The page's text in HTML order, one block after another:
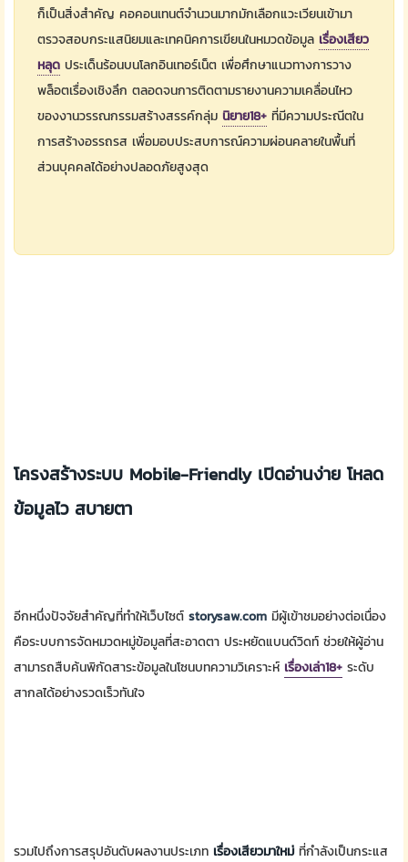
ก็เป็นสิ่งสำคัญ คอคอนเทนต์จำนวนมากมักเลือกแวะเวียนเข้ามา
ตรวจสอบกระแสนิยมและเทคนิคการเขียนในหมวดข้อมูล เรื่องเสียว
หลุดประเด็นร้อนบนโลกอินเทอร์เน็ต เพื่อศึกษาแนวทางการวาง
พล็อตเรื่องเชิงลึก ตลอดจนการติดตามรายงานความเคลื่อนไหว
ของงานวรรณกรรมสร้างสรรค์กลุ่ม นิยาย18+ที่มีความประณีตใน
การสร้างอรรถรส เพื่อมอบประสบการณ์ความผ่อนคลายในพื้นที่
ส่วนบุคคลได้อย่างปลอดภัยสูงสุด
โครงสร้างระบบ Mobile-Friendly เปิดอ่านง่าย โหลด
ข้อมูลไว สบายตา
อีกหนึ่งปัจจัยสำคัญที่ทำให้เว็บไซต์ storysaw.comมีผู้เข้าชมอย่างต่อเนื่อง
คือระบบการจัดหมวดหมู่ข้อมูลที่สะอาดตา ประหยัดแบนด์วิดท์ ช่วยให้ผู้อ่าน
สามารถสืบค้นพิกัดสาระข้อมูลในโซนบทความวิเคราะห์ เรื่องเล่า18+ระดับ
สากลได้อย่างรวดเร็วทันใจ
รวมไปถึงการสรุปอันดับผลงานประเภท เรื่องเสียวมาใหม่ที่กำลังเป็นกระแส